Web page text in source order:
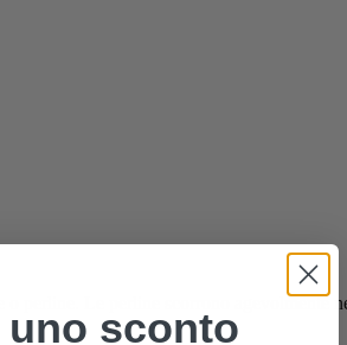
Le perline scorrono agevolmente
uno sconto